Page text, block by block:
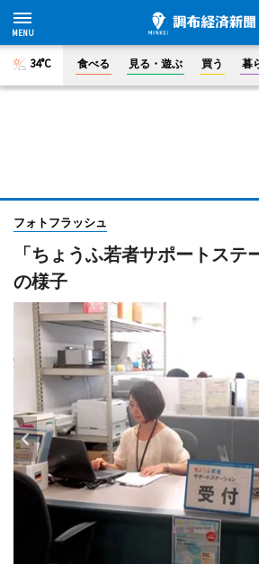
34°C 食べる 見る・遊ぶ 買う 暮
フォトフラッシュ
「ちょうふ若者サポートステ
の様子